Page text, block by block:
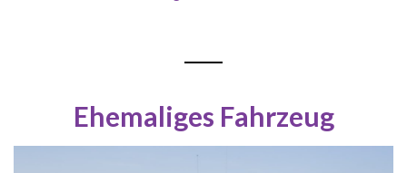
Ehemaliges Fahrzeug